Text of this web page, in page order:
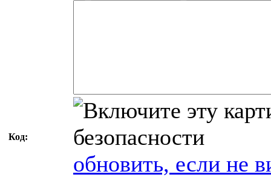
Код:
обновить, если не